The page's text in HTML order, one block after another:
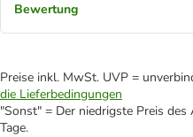
Bewertung
Preise inkl. MwSt. UVP =
die Lieferbedingungen
"Sonst" = Der niedrigste Preis
Tage.